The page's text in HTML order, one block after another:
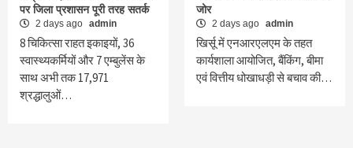
पर जिला प्रशासन पूरी तरह सतर्क
2 days ago admin
8 चिकित्सा राहत इकाइयों, 36
स्वास्थ्यकर्मियों और 7 एम्बुलेंस के
साथ अभी तक 17,971
श्रद्धालुओं…
जोर
2 days ago admin
खिर्सू में एनआरएलएम के तहत
कार्यशाला आयोजित, बैंकिंग, बीमा
एवं वित्तीय धोखाधड़ी से बचाव की…